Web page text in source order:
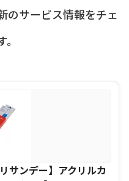
のサービス情報をチェ
サンデー】アクリルカ